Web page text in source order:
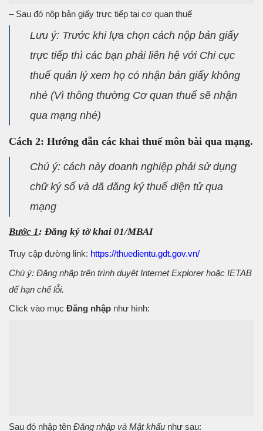
– Sau đó nộp bản giấy trực tiếp tại cơ quan thuế
Lưu ý: Trước khi lựa chọn cách nộp bản giấy
trực tiếp thì các bạn phải liên hệ với Chi cục
thuế quản lý xem họ có nhận bản giấy không
nhé (Vì thông thường Cơ quan thuế sẽ nhận
qua mạng nhé)
Cách 2: Hướng dẫn các khai thuế môn bài qua mạng.
Chú ý: cách này doanh nghiệp phải sử dụng
chữ ký số và đã đăng ký thuế điện tử qua
mạng
Bước 1: Đăng ký tờ khai 01/MBAI
Truy cập đường link: https://thuedientu.gdt.gov.vn/
Chú ý: Đăng nhập trên trình duyệt Internet Explorer hoặc IETAB
để hạn chế lỗi.
Click vào mục Đăng nhập như hình:
Sau đó nhập tên Đăng nhập và Mật khẩu như sau: